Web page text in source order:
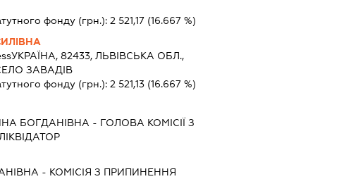
фонду (грн.): 2 521,17(16.667 %)
УКРАЇНА, 82433, ЛЬВІВСЬКА ОБЛ.,
ЗАВАДІВ
фонду (грн.): 2 521,13(16.667 %)
БОГДАНІВНА - ГОЛОВА КОМІСІЇ З
- КОМІСІЯ З ПРИПИНЕННЯ